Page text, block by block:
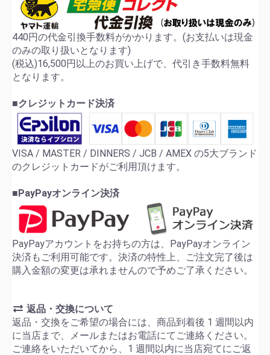
440円の代金引換手数料がかかります。(お支払いは現金
のみの取り扱いとなります)
(税込)16,500円以上のお買い上げで、代引き手数料無料
となります。
■クレジットカード決済
VISA / MASTER / DINNERS / JCB / AMEX の5大ブランド
のクレジットカードがご利用頂けます。
■PayPayオンライン決済
PayPayアカウントをお持ちの方は、PayPayオンライン
決済もご利用可能です。決済の特性上、ご注文完了後は
購入金額の変更は承れませんので予めご了承ください。
返品・交換について
返品・交換をご希望の場合には、商品到着後 1 週間以内
に当店まで、メールまたはお電話にてご連絡ください。
ご連絡をいただいてから、1 週間以内に当店宛てにご返